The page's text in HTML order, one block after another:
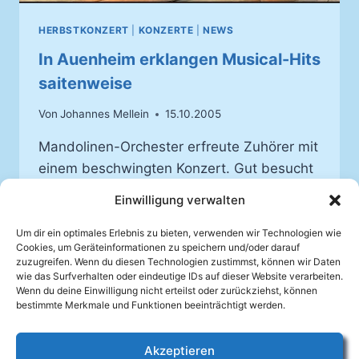
Einwilligung verwalten
Um dir ein optimales Erlebnis zu bieten, verwenden wir Technologien wie
Cookies, um Geräteinformationen zu speichern und/oder darauf
zuzugreifen. Wenn du diesen Technologien zustimmst, können wir Daten
wie das Surfverhalten oder eindeutige IDs auf dieser Website verarbeiten.
Wenn du deine Einwilligung nicht erteilst oder zurückziehst, können
bestimmte Merkmale und Funktionen beeinträchtigt werden.
Akzeptieren
HERBSTKONZERT KONZERTE |NEWS
In Auenheim erklangen Musical-Hits
saitenweise
Von Johannes Mellein 15.10.2005
Mandolinen-Orchester erfreute Zuhörer mit
einem beschwingten Konzert. Gut besucht
Verein Auenheim im Bürgersaal des Ortes.
Die Musiker haben sich voll Hingabe in die
Herzen der Zuhörer gespielt.
WEITERLESENIN
AUENHEIM
HITS